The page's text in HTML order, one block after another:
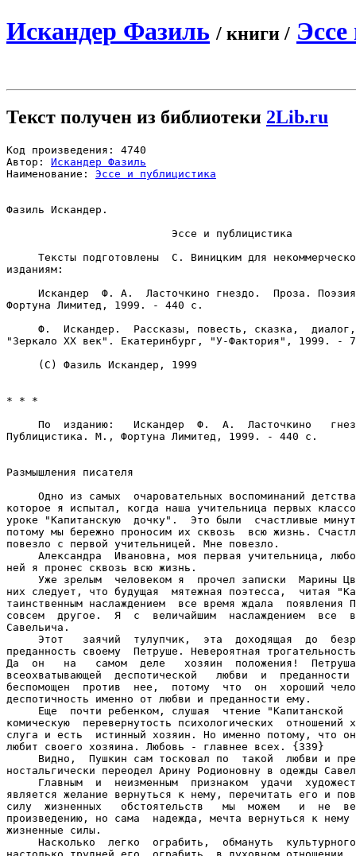
Искандер Фазиль / книги /
Текст получен из библиотеки 2Lib.ru
Код произведения: 4740
Автор: Искандер Фазиль
Наименование: Эссе и публицистика